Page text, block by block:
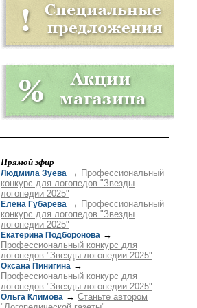
Прямой эфир
Людмила Зуева → Профессиональный
конкурс для логопедов "Звезды
логопедии 2025"
Елена Губарева → Профессиональный
конкурс для логопедов "Звезды
логопедии 2025"
Екатерина Подборонова →
Профессиональный конкурс для
логопедов "Звезды логопедии 2025"
Оксана Пинигина →
Профессиональный конкурс для
логопедов "Звезды логопедии 2025"
Ольга Климова → Станьте автором